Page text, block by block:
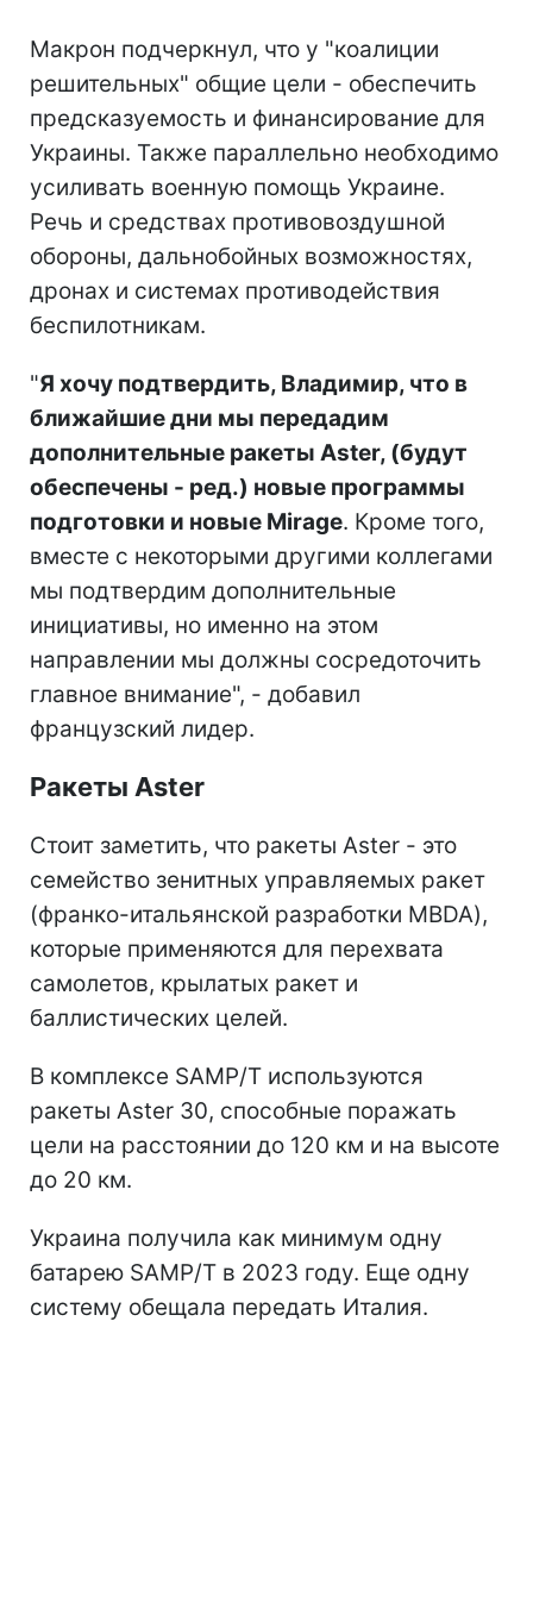
Макрон подчеркнул, что у "коалиции
решительных" общие цели - обеспечить
предсказуемость и финансирование для
Украины. Также параллельно необходимо
усиливать военную помощь Украине.
Речь и средствах противовоздушной
обороны, дальнобойных возможностях,
дронах и системах противодействия
беспилотникам.
"Я хочу подтвердить, Владимир, что в
ближайшие дни мы передадим
дополнительные ракеты Aster, (будут
обеспечены - ред.) новые программы
подготовки и новые Mirage. Кроме того,
вместе с некоторыми другими коллегами
мы подтвердим дополнительные
инициативы, но именно на этом
направлении мы должны сосредоточить
главное внимание", - добавил
французский лидер.
Ракеты Aster
Стоит заметить, что ракеты Aster - это
семейство зенитных управляемых ракет
(франко-итальянской разработки MBDA),
которые применяются для перехвата
самолетов, крылатых ракет и
баллистических целей.
В комплексе SAMP/T используются
ракеты Aster 30, способные поражать
цели на расстоянии до 120 км и на высоте
до 20 км.
Украина получила как минимум одну
батарею SAMP/T в 2023 году. Еще одну
систему обещала передать Италия.